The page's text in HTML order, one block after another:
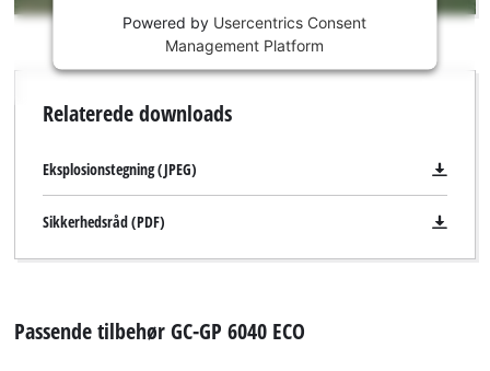
This
is
permitted
load
trackers
that
disclosed
Powered by Usercentrics Consent
Management Platform
Relaterede downloads
Eksplosionstegning (JPEG)
Sikkerhedsråd (PDF)
Passende tilbehør GC-GP 6040 ECO